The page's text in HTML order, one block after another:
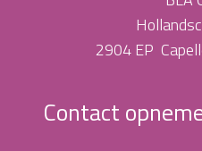
2904 EP
Contact